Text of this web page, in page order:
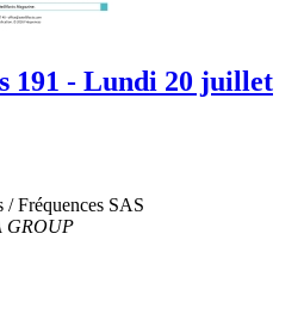
191 - Lundi 20 juillet
Fréquences SAS
GROUP